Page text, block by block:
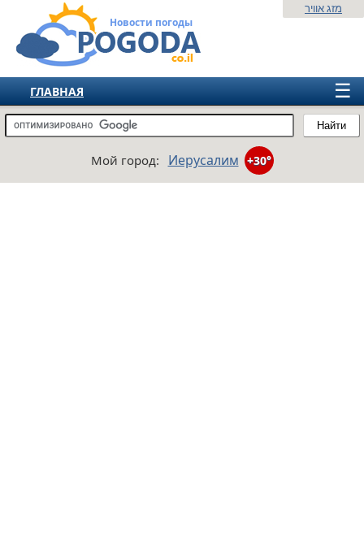
Новости погоды
Найти
מזג אוויר
☰
ГЛАВНАЯ
ИЗРАИЛЬ
ЕВРОПА
Мой город: Иерусалим +30°